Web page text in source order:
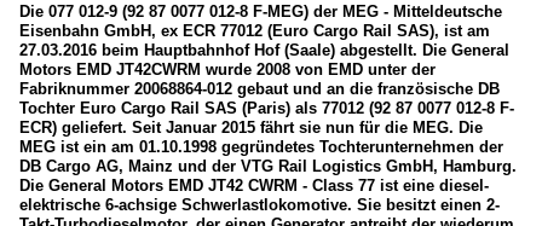
Die 077 012-9 (92 87 0077 012-8 F-MEG) der MEG - Mitteldeutsche
Eisenbahn GmbH, ex ECR 77012 (Euro Cargo Rail SAS), ist am
27.03.2016 beim Hauptbahnhof Hof (Saale) abgestellt. Die General
Motors EMD JT42CWRM wurde 2008 von EMD unter der
Fabriknummer 20068864-012 gebaut und an die französische DB
Tochter Euro Cargo Rail SAS (Paris) als 77012 (92 87 0077 012-8 F-
ECR) geliefert. Seit Januar 2015 fährt sie nun für die MEG. Die
MEG ist ein am 01.10.1998 gegründetes Tochterunternehmen der
DB Cargo AG, Mainz und der VTG Rail Logistics GmbH, Hamburg.
Die General Motors EMD JT42 CWRM - Class 77 ist eine diesel-
elektrische 6-achsige Schwerlastlokomotive. Sie besitzt einen 2-